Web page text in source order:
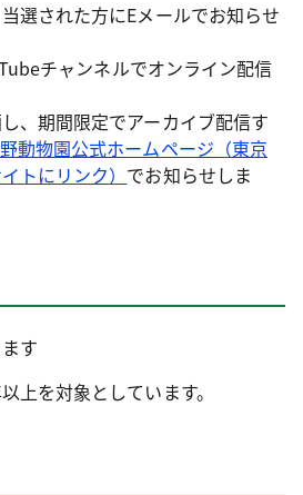
選された方にEメールでお知らせ
チャンネルでオンライン配信
、期間限定でアーカイブ配信す
動物園公式ホームページ（東京
トにリンク） でお知らせしま
す
上を対象としています。